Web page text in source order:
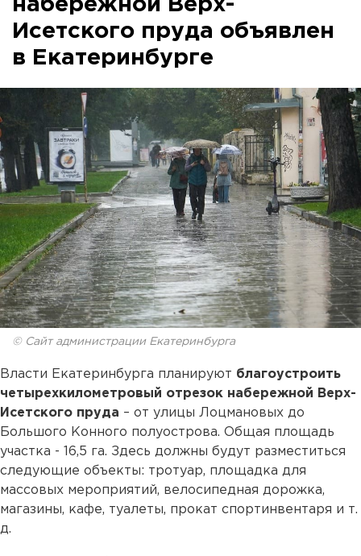
набережной Верх-
Исетского пруда объявлен
в Екатеринбурге
© Сайт администрации Екатеринбурга
Власти Екатеринбурга планируют благоустроить
четырехкилометровый отрезок набережной Верх-
Исетского пруда – от улицы Лоцмановых до
Большого Конного полуострова. Общая площадь
участка - 16,5 га. Здесь должны будут разместиться
следующие объекты: тротуар, площадка для
массовых мероприятий, велосипедная дорожка,
магазины, кафе, туалеты, прокат спортинвентаря и т.
д.